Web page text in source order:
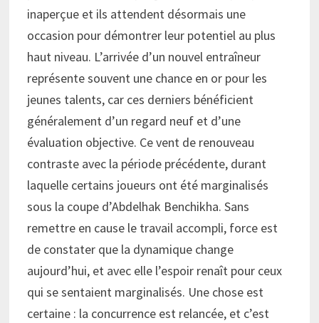
inaperçue et ils attendent désormais une
occasion pour démontrer leur potentiel au plus
haut niveau. L’arrivée d’un nouvel entraîneur
représente souvent une chance en or pour les
jeunes talents, car ces derniers bénéficient
généralement d’un regard neuf et d’une
évaluation objective. Ce vent de renouveau
contraste avec la période précédente, durant
laquelle certains joueurs ont été marginalisés
sous la coupe d’Abdelhak Benchikha. Sans
remettre en cause le travail accompli, force est
de constater que la dynamique change
aujourd’hui, et avec elle l’espoir renaît pour ceux
qui se sentaient marginalisés. Une chose est
certaine : la concurrence est relancée, et c’est